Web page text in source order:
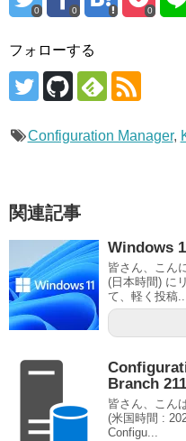
0 0 0
フォローする
Configuration Manager,
関連記事
Windows
皆さん、こん
(日本時間) に
て、軽く投稿
Branch
皆さん、こん
(米国時間 :
Configu...